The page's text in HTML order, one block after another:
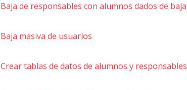
Baja de responsables con alumnos dados de baja
Baja masiva de usuarios
Crear tablas de datos de alumnos y responsables